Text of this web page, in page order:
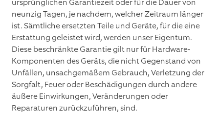
ursprünglichen Garantiezeit oder für die Dauer von
neunzig Tagen, je nachdem, welcher Zeitraum länger
ist. Sämtliche ersetzten Teile und Geräte, für die eine
Erstattung geleistet wird, werden unser Eigentum.
Diese beschränkte Garantie gilt nur für Hardware-
Komponenten des Geräts, die nicht Gegenstand von
Unfällen, unsachgemäßem Gebrauch, Verletzung der
Sorgfalt, Feuer oder Beschädigungen durch andere
äußere Einwirkungen, Veränderungen oder
Reparaturen zurückzuführen, sind.